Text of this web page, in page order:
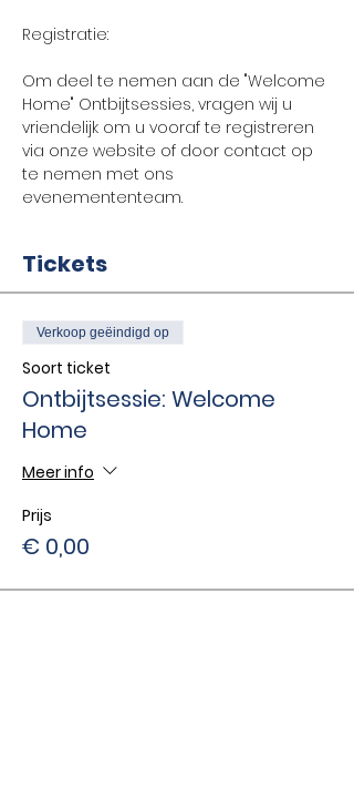
Om deel te nemen aan de "Welcome
Home" Ontbijtsessies, vragen wij u
vriendelijk om u vooraf te registreren
via onze website of door contact op
te nemen met ons
evenemententeam.
Tickets
Verkoop geëindigd op
Soort ticket
Ontbijtsessie: Welcome
Home
Meer info
Prijs
€ 0,00